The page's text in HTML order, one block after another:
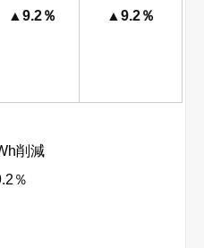
▲9.2％ ▲9.2％
削減
％